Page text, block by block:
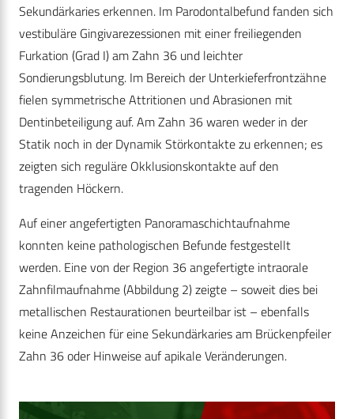
Sekundärkaries erkennen. Im Parodontalbefund fanden sich
vestibuläre Gingivarezessionen mit einer freiliegenden
Furkation (Grad I) am Zahn 36 und leichter
Sondierungsblutung. Im Bereich der Unterkieferfrontzähne
fielen symmetrische Attritionen und Abrasionen mit
Dentinbeteiligung auf. Am Zahn 36 waren weder in der
Statik noch in der Dynamik Störkontakte zu erkennen; es
zeigten sich reguläre Okklusionskontakte auf den
tragenden Höckern.
Auf einer angefertigten Panoramaschichtaufnahme
konnten keine pathologischen Befunde festgestellt
werden. Eine von der Region 36 angefertigte intraorale
Zahnfilmaufnahme (Abbildung 2) zeigte – soweit dies bei
metallischen Restaurationen beurteilbar ist – ebenfalls
keine Anzeichen für eine Sekundärkaries am Brückenpfeiler
Zahn 36 oder Hinweise auf apikale Veränderungen.